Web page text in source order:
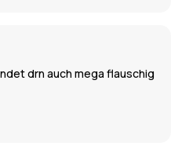
drn auch mega flauschig